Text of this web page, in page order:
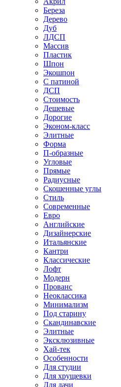
Береза
Дерево
Дуб
ЛДСП
Массив
Пластик
Шпон
Экошпон
С патиной
ДСП
Стоимость
Дешевые
Дорогие
Эконом-класс
Элитные
Форма
П-образные
Угловые
Прямые
Радиусные
Скошенные углы
Стиль
Современные
Евро
Английские
Дизайнерские
Итальянские
Кантри
Классические
Лофт
Модерн
Прованс
Неоклассика
Минимализм
Под старину
Скандинавские
Элитные
Эксклюзивные
Хай-тек
Особенности
Для студии
Для хрущевки
Для дачи